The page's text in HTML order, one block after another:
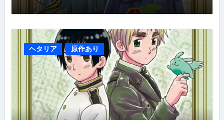
ヘタリア 原作あり